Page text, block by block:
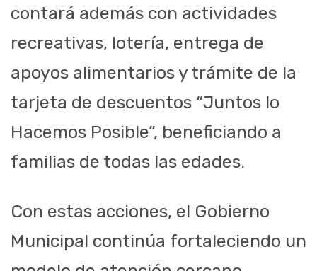
contará además con actividades
recreativas, lotería, entrega de
apoyos alimentarios y trámite de la
tarjeta de descuentos “Juntos lo
Hacemos Posible”, beneficiando a
familias de todas las edades.
Con estas acciones, el Gobierno
Municipal continúa fortaleciendo un